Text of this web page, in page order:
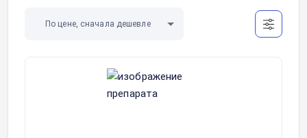
По цене, сначала дешевле